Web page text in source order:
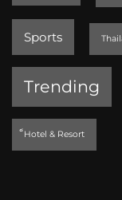
Sports
Trending
็Hotel & Resort